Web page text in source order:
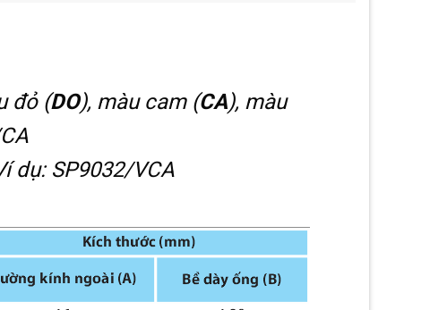
đỏ (DO), màu cam (CA), màu
dụ: SP9032/VCA